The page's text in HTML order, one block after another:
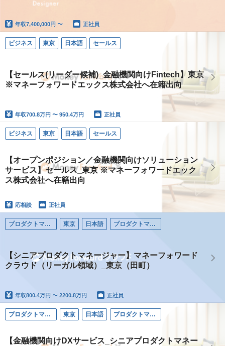
年収7,400,000円 〜 正社員
ビジネス 東京 日本語 セールス
【セールス(リーダー候補)_金融機関向けFintech】東京
※マネーフォワードエックス株式会社へ在籍出向
年収700.8万円 〜 950.4万円 正社員
ビジネス 東京 日本語 セールス
【オープンポジション／金融機関向けソリューション
サービス】セールス_東京 ※マネーフォワードエック
ス株式会社へ在籍出向
応相談 正社員
プロダクトマネージャー 東京 日本語 プロダクトマネージャー
【シニアプロダクトマネージャー】マネーフォワード
クラウド（リーガル領域）_東京（田町）
年収800.4万円 〜 2200.8万円 正社員
プロダクトマネージャー 東京 日本語 プロダクトマネージャー
【金融機関向けDXサービス_シニアプロダクトマネー